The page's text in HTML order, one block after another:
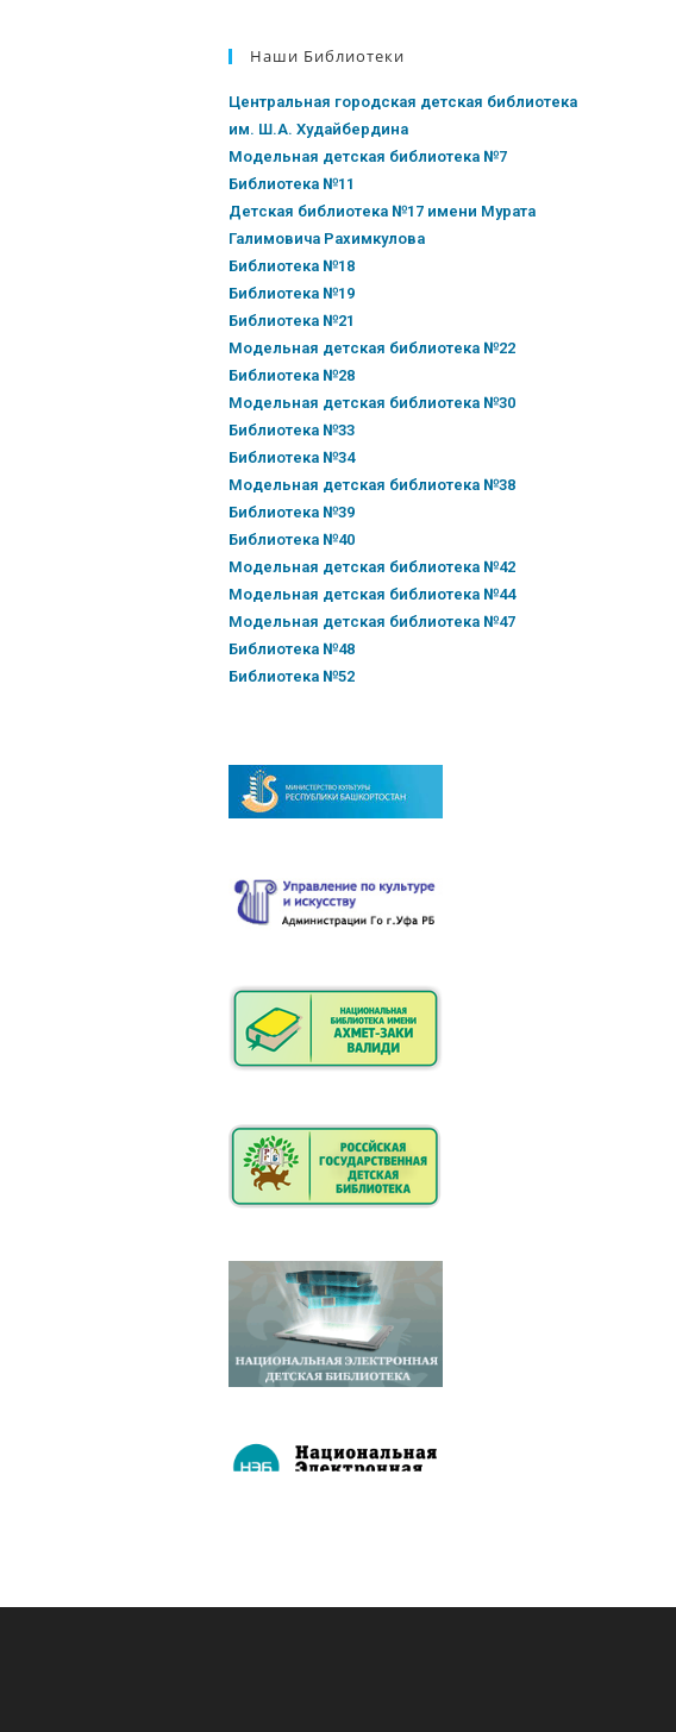
Наши Библиотеки
Центральная городская детская библиотека
им. Ш.А. Худайбердина
Модельная детская библиотека №7
Библиотека №11
Детская библиотека №17 имени Мурата
Галимовича Рахимкулова
Библиотека №18
Библиотека №19
Библиотека №21
Модельная детская библиотека №22
Библиотека №28
Модельная детская библиотека №30
Библиотека №33
Библиотека №34
Модельная детская библиотека №38
Библиотека №39
Библиотека №40
Модельная детская библиотека №42
Модельная детская библиотека №44
Модельная детская библиотека №47
Библиотека №48
Библиотека №52